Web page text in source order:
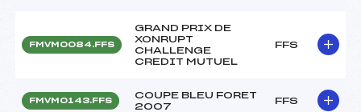
FMVM0084.FFS
GRAND PRIX DE
XONRUPT
CHALLENGE
CREDIT MUTUEL
FFS
FMVM0143.FFS
COUPE BLEU FORET
2007
FFS